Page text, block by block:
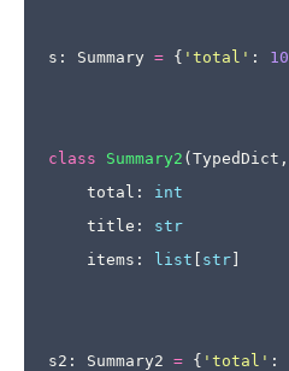
s : Summary = { 'total' : 10
class Summary2 ( TypedDict ,
total :
int
title :
str
items : list str
s2 : Summary2 = { 'total' :